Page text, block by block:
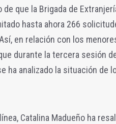
de que la Brigada de
hasta ahora 266
en relación con los
durante la tercera sesión
ha analizado la situación de
Catalina Madueño ha